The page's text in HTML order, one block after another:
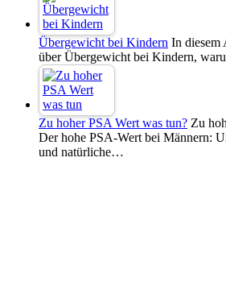
Übergewicht bei Kindern In diesem
über Übergewicht bei Kindern,
Zu hoher PSA Wert was tun? Zu
Der hohe PSA-Wert bei Männern:
und natürliche…